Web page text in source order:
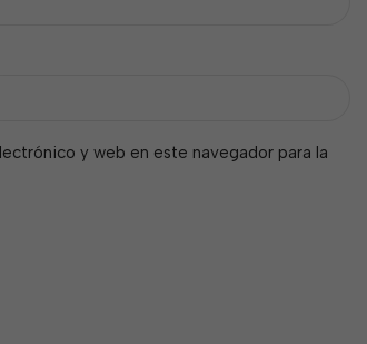
y web en este navegador para la